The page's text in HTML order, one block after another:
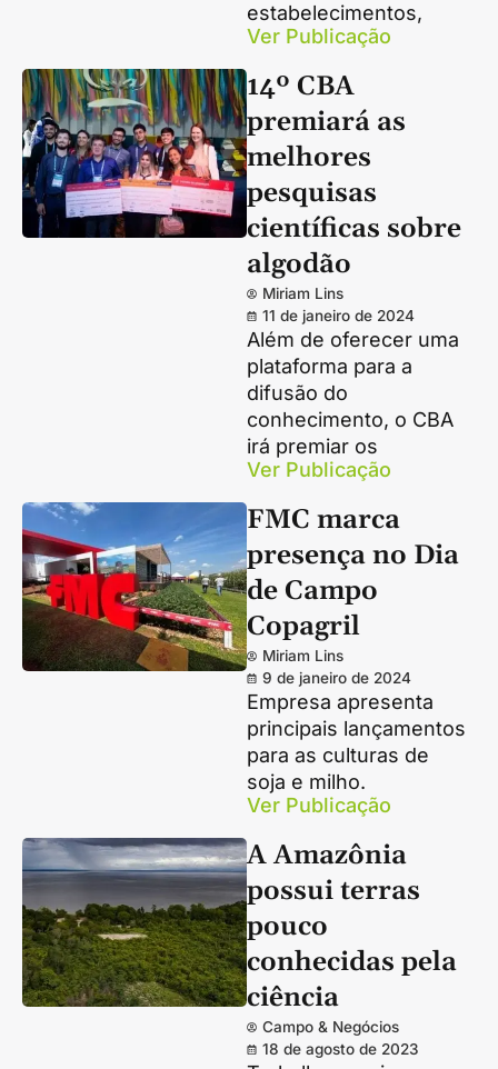
estabelecimentos,
Ver Publicação
14º CBA
premiará as
melhores
pesquisas
científicas sobre
algodão
Miriam Lins
11 de janeiro de 2024
Além de oferecer uma
plataforma para a
difusão do
conhecimento, o CBA
irá premiar os
Ver Publicação
FMC marca
presença no Dia
de Campo
Copagril
Miriam Lins
9 de janeiro de 2024
Empresa apresenta
principais lançamentos
para as culturas de
soja e milho.
Ver Publicação
A Amazônia
possui terras
pouco
conhecidas pela
ciência
Campo & Negócios
18 de agosto de 2023